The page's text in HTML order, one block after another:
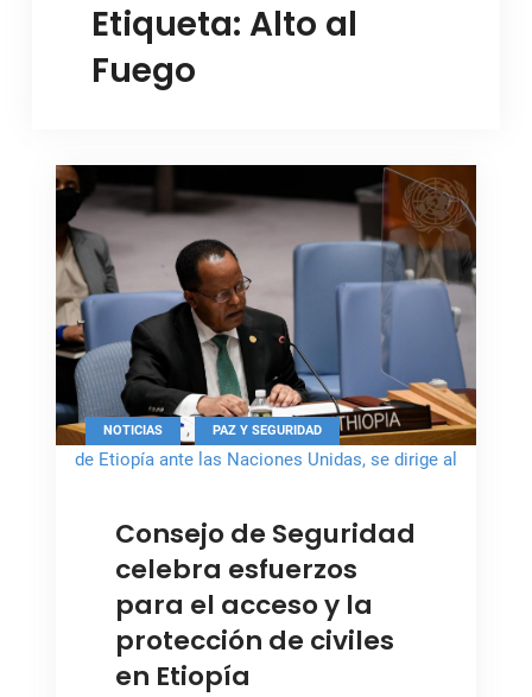
Etiqueta: Alto al
Fuego
de Etiopía ante las Naciones Unidas, se dirige al
NOTICIAS , PAZ Y SEGURIDAD
Consejo de Seguridad
celebra esfuerzos
para el acceso y la
protección de civiles
en Etiopía